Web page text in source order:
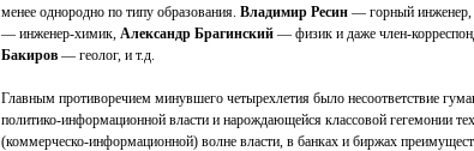
менее однородно по типу образования. Владимир Ресин — горный инженер,
— инженер-химик, Александр Брагинский — физик и даже член-
Бакиров — геолог, и т.д.
Главным противоречием минувшего четырехлетия было несоответствие
политико-информационной власти и нарождающейся классовой гегемонии
(коммерческо-информационной) волне власти, в банках и биржах